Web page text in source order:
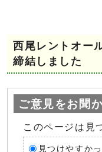
西尾レントオー
締結しました
ご意見をお聞
このページは見
見つけやすか